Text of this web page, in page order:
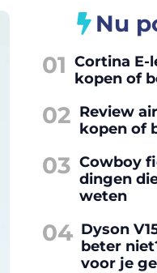
Nu
01 Cortina E-
kopen of
02 Review
kopen of
03 Cowboy
dingen
weten
04 Dyson
beter
voor je